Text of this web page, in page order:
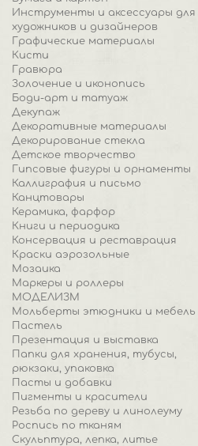
Инструменты и аксессуары для
художников и дизайнеров
Графические материалы
Кисти
Гравюра
Золочение и иконопись
Боди-арт и татуаж
Декупаж
Декоративные материалы
Декорирование стекла
Детское творчество
Гипсовые фигуры и орнаменты
Каллиграфия и письмо
Канцтовары
Керамика, фарфор
Книги и периодика
Консервация и реставрация
Краски аэрозольные
Мозаика
Маркеры и роллеры
МОДЕЛИЗМ
Мольберты этюдники и мебель
Пастель
Презентация и выставка
Папки для хранения, тубусы,
рюкзаки, упаковка
Пасты и добавки
Пигменты и красители
Резьба по дереву и линолеуму
Роспись по тканям
Скульптура, лепка, литье